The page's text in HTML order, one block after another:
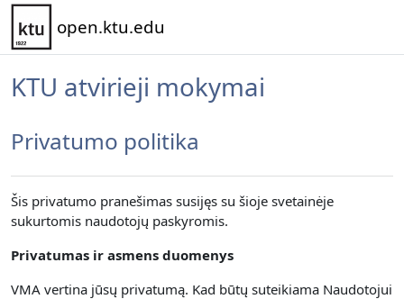
Pereiti į pagrindinį turinį
open.ktu.edu
KTU atvirieji mokymai
Privatumo politika
Šis privatumo pranešimas susijęs su šioje svetainėje
sukurtomis naudotojų paskyromis.
Privatumas ir asmens duomenys
VMA vertina jūsų privatumą. Kad būtų suteikiama Naudotojui